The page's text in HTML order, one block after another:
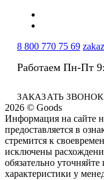
8 800 770 75 69
Работаем Пн-Пт
ЗАКАЗАТЬ ЗВОНОК
2026 © Goods
Информация на сайте
предоставляется в
стремится к
исключены
обязательно
характеристики у